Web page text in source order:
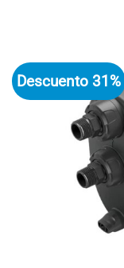
Descuento 31%